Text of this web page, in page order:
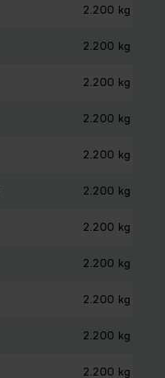
2.200 kg
2.200 kg
2.200 kg
2.200 kg
2.200 kg
2.200 kg
2.200 kg
2.200 kg
2.200 kg
2.200 kg
2.200 kg